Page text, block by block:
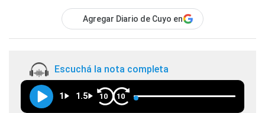
Agregar Diario de Cuyo en
Escuchá la nota completa
1 1.5 10 10